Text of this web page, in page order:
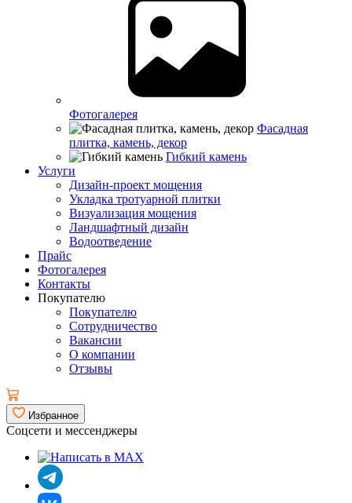
Фотогалерея
Фасадная
плитка, камень, декор
Гибкий камень
Услуги
Дизайн-проект мощения
Укладка тротуарной плитки
Визуализация мощения
Ландшафтный дизайн
Водоотведение
Прайс
Фотогалерея
Контакты
Покупателю
Покупателю
Сотрудничество
Вакансии
О компании
Отзывы
Избранное
Соцсети и мессенджеры